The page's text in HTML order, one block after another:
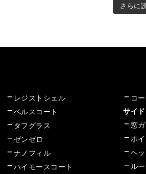
さらに
レジストシェル
ベルスコート
タフグラス
ゼンゼロ
ナノフィル
ハイモースコート
コ
サイ
窓
ホ
ヘ
ル